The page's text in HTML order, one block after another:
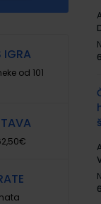
IGRA
od 101